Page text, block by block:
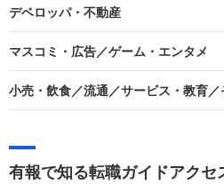
デベロッパ・不動産
マスコミ・広告／ゲーム・エンタメ
小売・飲食／流通／サービス・教育
有報で知る転職ガイドアクセ